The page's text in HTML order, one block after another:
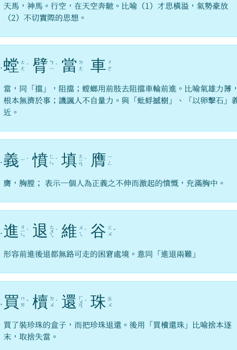
天馬，神馬。行空，在天空奔馳。比喻（1）才思橫溢，氣勢豪放
（2）不切實際的思想。
螳 ㄊ
ㄤ ˊ 臂 ㄅ
ㄧ ˋ 當 ㄉ
ㄤ
車 ㄔ
ㄜ
當，同「擋」，阻擋；螳螂用前肢去阻擋車輪前進。比喻氣雄力薄
根本無濟於事；譏諷人不自量力。與「蚍蜉撼樹」、「以卵擊石」
近。
義 ㄧ ˋ 憤 ㄈ
ㄣ ˋ 填 ㄊ
ㄧ
ㄢ
ˊ 膺 ㄧ
ㄥ
膺，胸膛； 表示一個人為正義之不伸而激起的憤慨，充滿胸中。
進 ㄐ
ㄧ
ㄣ
ˋ 退 ㄊ
ㄨ
ㄟ
ˋ 維 ㄨ
ㄟ
ˊ 谷 ㄍ
ㄨ ˇ
形容前進後退都無路可走的困窘處境。意同「進退兩難」
買 ㄇ
ㄞ ˇ 櫝 ㄉ
ㄨ ˊ 還 ㄏ
ㄨ
ㄢ
ˊ 珠 ㄓ
ㄨ
買了裝珍珠的盒子，而把珍珠退還。後用「買櫝還珠」比喻捨本逐
末，取捨失當。